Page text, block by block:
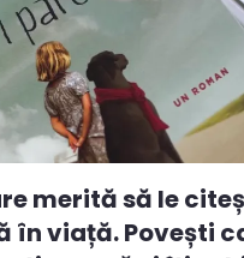
merită să le
în viață. Povești